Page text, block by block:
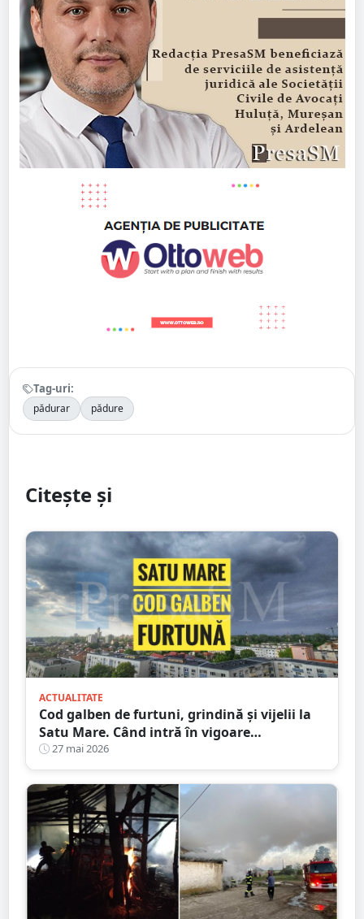
Tag-uri:
pădurar pădure
Citește și
ACTUALITATE
Cod galben de furtuni, grindină și vijelii la
Satu Mare. Când intră în vigoare
avertizarea meteo
27 mai 2026